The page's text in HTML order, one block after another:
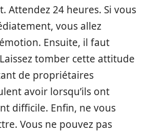
Attendez 24 heures. Si vous
vous allez
Ensuite, il faut
tomber cette attitude
de propriétaires
avoir lorsqu’ils ont
difficile. Enfin, ne vous
Vous ne pouvez pas